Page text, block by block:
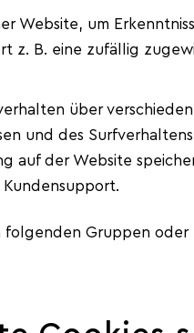
Website, um
z. B. eine zufällig
über
und des
auf der Website
folgenden Gruppen